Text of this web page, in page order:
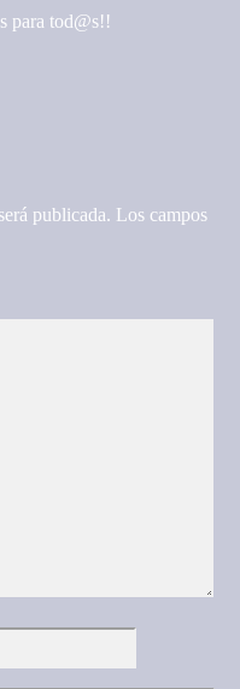
para tod@s!!
publicada. Los campos